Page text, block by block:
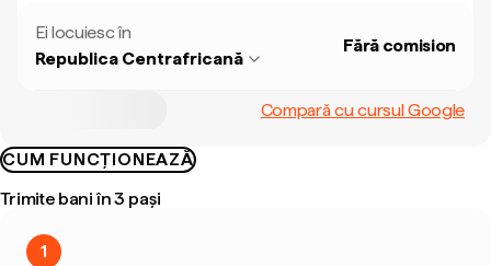
Ei locuiesc în
Republica Centrafricană
Fără comision
Compară cu cursul Google
CUM FUNCȚIONEAZĂ
Trimite bani în 3 pași
1